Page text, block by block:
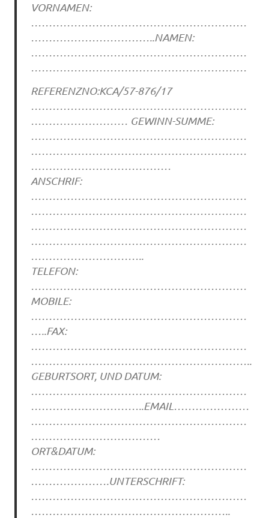
VORNAMEN:
……………………………………………………
……………………………..NAMEN:
……………………………………………………
……………………………………………………
REFERENZNO:KCA/57-876/17
……………………………………………………
……………………… GEWINN-SUMME:
……………………………………………………
……………………………………………………
…………………………………
ANSCHRIF:
……………………………………………………
……………………………………………………
……………………………………………………
……………………………………………………
…………………………..
TELEFON:
……………………………………………………
MOBILE:
……………………………………………………
…..FAX:
……………………………………………………
……………………………………………………..
GEBURTSORT, UND DATUM:
……………………………………………………
…………………………..EMAIL…………………
……………………………………………………
………………………………
ORT&DATUM:
……………………………………………………
………………….UNTERSCHRIFT:
……………………………………………………
………………………………………………..